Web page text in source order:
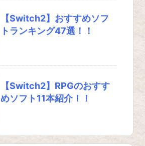
【Switch2】おすすめソフ
トランキング47選！！
【Switch2】RPGのおすす
めソフト11本紹介！！